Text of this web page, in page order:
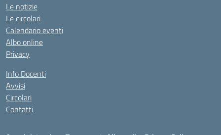
Le notizie
Le circolari
Calendario eventi
Albo online
Privacy
Info Docenti
Avvisi
Circolari
Contatti